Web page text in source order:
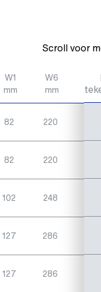
Scroll voor
W1
mm
W6
mm
82 220
82 220
102 248
127 286
127 286